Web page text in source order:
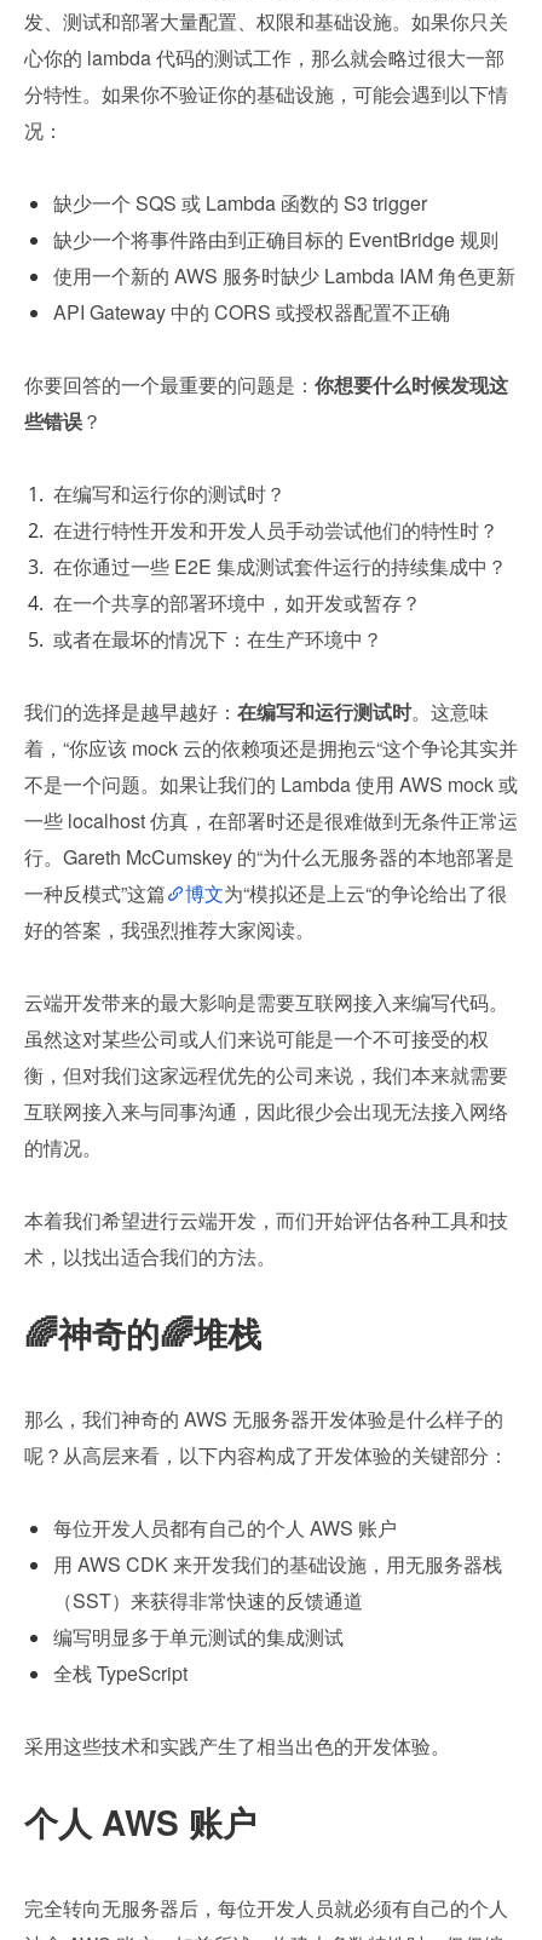
发、测试和部署大量配置、权限和基础设施。如果你只关
心你的 lambda 代码的测试工作，那么就会略过很大一部
分特性。如果你不验证你的基础设施，可能会遇到以下情
况：
缺少一个 SQS 或 Lambda 函数的 S3 trigger
缺少一个将事件路由到正确目标的 EventBridge 规则
使用一个新的 AWS 服务时缺少 Lambda IAM 角色更新
API Gateway 中的 CORS 或授权器配置不正确
你要回答的一个最重要的问题是： 你想要什么时候发现这
些错误？
在编写和运行你的测试时？
在进行特性开发和开发人员手动尝试他们的特性时？
在你通过一些 E2E 集成测试套件运行的持续集成中？
在一个共享的部署环境中，如开发或暂存？
或者在最坏的情况下：在生产环境中？
我们的选择是越早越好： 在编写和运行测试时。这意味
着，“你应该 mock 云的依赖项还是拥抱云“这个争论其实并
不是一个问题。如果让我们的 Lambda 使用 AWS mock 或
一些 localhost 仿真，在部署时还是很难做到无条件正常运
行。Gareth McCumskey 的“为什么无服务器的本地部署是
一种反模式”这篇
博文为“模拟还是上云“的争论给出了很
好的答案，我强烈推荐大家阅读。
云端开发带来的最大影响是需要互联网接入来编写代码。
虽然这对某些公司或人们来说可能是一个不可接受的权
衡，但对我们这家远程优先的公司来说，我们本来就需要
互联网接入来与同事沟通，因此很少会出现无法接入网络
的情况。
本着我们希望进行云端开发，而们开始评估各种工具和技
术，以找出适合我们的方法。
🌈神奇的🌈堆栈
那么，我们神奇的 AWS 无服务器开发体验是什么样子的
呢？从高层来看，以下内容构成了开发体验的关键部分：
每位开发人员都有自己的个人 AWS 账户
用 AWS CDK 来开发我们的基础设施，用无服务器栈
（SST）来获得非常快速的反馈通道
编写明显多于单元测试的集成测试
全栈 TypeScript
采用这些技术和实践产生了相当出色的开发体验。
个人 AWS 账户
完全转向无服务器后，每位开发人员就必须有自己的个人